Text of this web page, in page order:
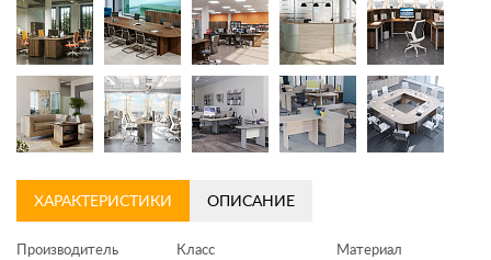
ХАРАКТЕРИСТИКИ ОПИСАНИЕ
Производитель Класс Материал